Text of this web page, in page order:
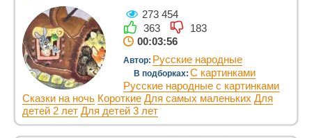
273 454
363
183
00:03:56
Автор: Русские народные
В подборках: С картинками
Русские народные с картинками
Сказки на ночь Короткие Для самых маленьких Для
детей 2 лет Для детей 3 лет